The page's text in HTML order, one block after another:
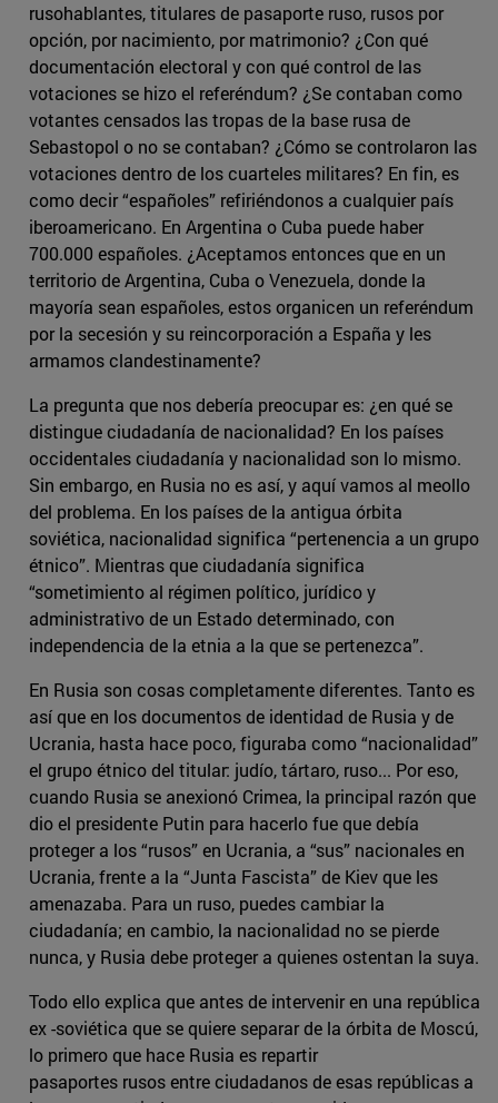
rusohablantes, titulares de pasaporte ruso, rusos por
opción, por nacimiento, por matrimonio? ¿Con qué
documentación electoral y con qué control de las
votaciones se hizo el referéndum? ¿Se contaban como
votantes censados las tropas de la base rusa de
Sebastopol o no se contaban? ¿Cómo se controlaron las
votaciones dentro de los cuarteles militares? En fin, es
como decir “españoles” refiriéndonos a cualquier país
iberoamericano. En Argentina o Cuba puede haber
700.000 españoles. ¿Aceptamos entonces que en un
territorio de Argentina, Cuba o Venezuela, donde la
mayoría sean españoles, estos organicen un referéndum
por la secesión y su reincorporación a España y les
armamos clandestinamente?
La pregunta que nos debería preocupar es: ¿en qué se
distingue ciudadanía de nacionalidad? En los países
occidentales ciudadanía y nacionalidad son lo mismo.
Sin embargo, en Rusia no es así, y aquí vamos al meollo
del problema. En los países de la antigua órbita
soviética, nacionalidad significa “pertenencia a un grupo
étnico”. Mientras que ciudadanía significa
“sometimiento al régimen político, jurídico y
administrativo de un Estado determinado, con
independencia de la etnia a la que se pertenezca”.
En Rusia son cosas completamente diferentes. Tanto es
así que en los documentos de identidad de Rusia y de
Ucrania, hasta hace poco, figuraba como “nacionalidad”
el grupo étnico del titular: judío, tártaro, ruso... Por eso,
cuando Rusia se anexionó Crimea, la principal razón que
dio el presidente Putin para hacerlo fue que debía
proteger a los “rusos” en Ucrania, a “sus” nacionales en
Ucrania, frente a la “Junta Fascista” de Kiev que les
amenazaba. Para un ruso, puedes cambiar la
ciudadanía; en cambio, la nacionalidad no se pierde
nunca, y Rusia debe proteger a quienes ostentan la suya.
Todo ello explica que antes de intervenir en una república
ex -soviética que se quiere separar de la órbita de Moscú,
lo primero que hace Rusia es repartir
pasaportes rusos entre ciudadanos de esas repúblicas a